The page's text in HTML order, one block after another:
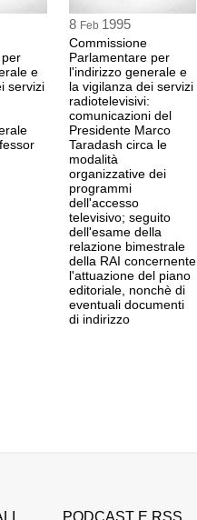
e
servizi
8 Feb 1995
Commissione
Parlamentare per
l'indirizzo generale e
la vigilanza dei servizi
radiotelevisivi:
comunicazioni del
Presidente Marco
Taradash circa le
modalità
organizzative dei
programmi
dell'accesso
televisivo; seguito
dell'esame della
relazione bimestrale
della RAI concernente
l'attuazione del piano
editoriale, nonchè di
eventuali documenti
di indirizzo
PODCAST E RSS